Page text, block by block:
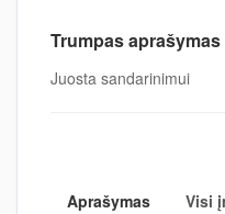
Trumpas aprašymas
Juosta sandarinimui
Aprašymas
Visi